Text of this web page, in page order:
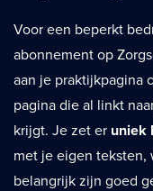
Voor een beperkt
abonnement op
aan je praktijkpagina
pagina die al linkt
krijgt. Je zet er uniek
met je eigen teksten,
belangrijk zijn goed